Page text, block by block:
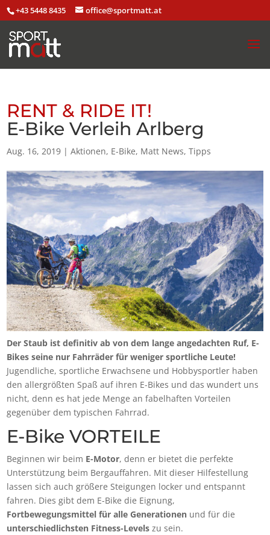
+43 5448 8435 office@sportmatt.at
RENT & RIDE IT!
E-Bike Verleih Arlberg
Aug. 16, 2019 |Aktionen, E-Bike, Matt News,Tipps
Der Staub ist definitiv ab von dem lange angedachten Ruf, E-
Bikes seine nur Fahrräder für weniger sportliche Leute!
Jugendliche, sportliche Erwachsene und Hobbysportler haben
den allergrößten Spaß auf ihren E-Bikes und das wundert uns
nicht, denn es hat jede Menge an fabelhaften Vorteilen
gegenüber dem typischen Fahrrad.
E-Bike VORTEILE
Beginnen wir beim E-Motor, denn er bietet die perfekte
Unterstützung beim Bergauffahren. Mit dieser Hilfestellung
lassen sich auch größere Steigungen locker und entspannt
fahren. Dies gibt dem E-Bike die Eignung,
Fortbewegungsmittel für alle Generationen und für die
unterschiedlichsten Fitness-Levels zu sein.